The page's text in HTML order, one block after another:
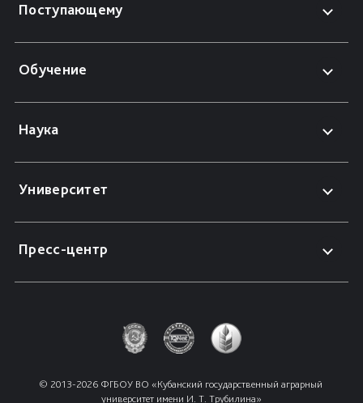
Поступающему
Обучение
Наука
Университет
Пресс-центр
© 2013-2026 ФГБОУ ВО «Кубанский государственный аграрный
университет имени И. Т. Трубилина»